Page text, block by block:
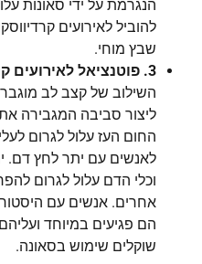
הנגרמת על ידי סאונות
להוביל לאירועים
שבץ מוחי.
3. פוטנציאל לאירועים קרדיווסקולריים:
השילוב של קצב לב
ליצור סביבה המגבירה את
החום העז עלול לגרום
לאנשים עם יתר לחץ דם.
וכלי הדם עלול לגרום
אחרים. אנשים עם
הם פגיעים במיוחד
שוקלים שימוש בסאונה.